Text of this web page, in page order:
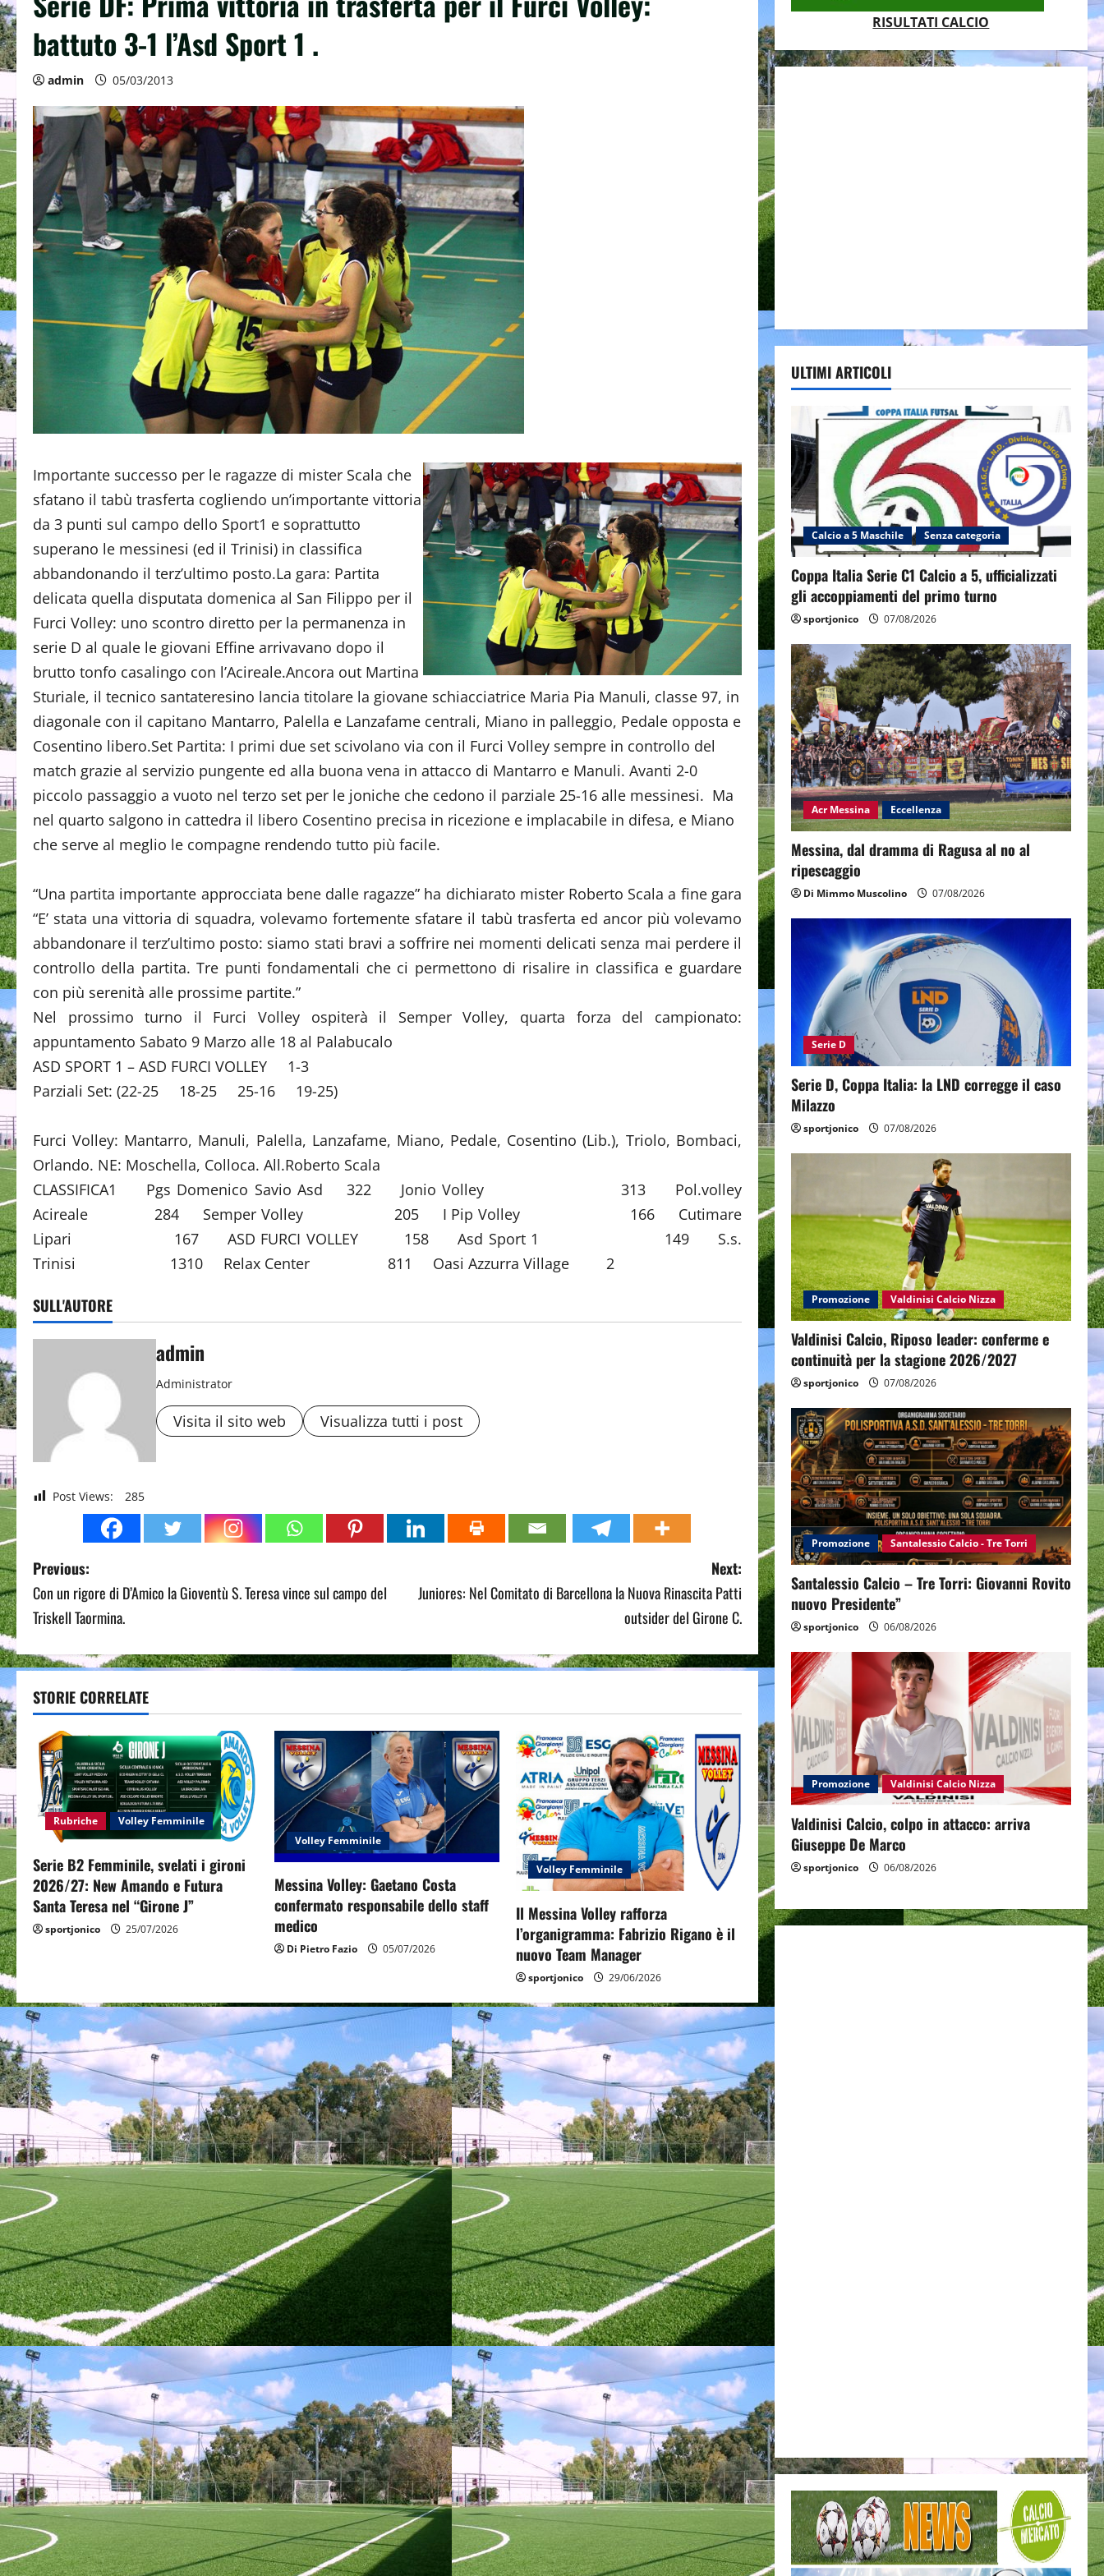
battuto 3-1 l’Asd Sport 1 .
admin 05/03/2013
Importante successo per le ragazze di mister Scala che
sfatano il tabù trasferta cogliendo un’importante vittoria
da 3 punti sul campo dello Sport1 e soprattutto
superano le messinesi (ed il Trinisi) in classifica
abbandonando il terz’ultimo posto.La gara: Partita
delicata quella disputata domenica al San Filippo per il
Furci Volley: uno scontro diretto per la permanenza in
serie D al quale le giovani Effine arrivavano dopo il
brutto tonfo casalingo con l’Acireale.Ancora out Martina
Sturiale, il tecnico santateresino lancia titolare la giovane schiacciatrice Maria Pia Manuli, classe 97, in
diagonale con il capitano Mantarro, Palella e Lanzafame centrali, Miano in palleggio, Pedale opposta e
Cosentino libero.Set Partita: I primi due set scivolano via con il Furci Volley sempre in controllo del
match grazie al servizio pungente ed alla buona vena in attacco di Mantarro e Manuli. Avanti 2-0
piccolo passaggio a vuoto nel terzo set per le joniche che cedono il parziale 25-16 alle messinesi. Ma
nel quarto salgono in cattedra il libero Cosentino precisa in ricezione e implacabile in difesa, e Miano
che serve al meglio le compagne rendendo tutto più facile.
“Una partita importante approcciata bene dalle ragazze” ha dichiarato mister Roberto Scala a fine gara
“E’ stata una vittoria di squadra, volevamo fortemente sfatare il tabù trasferta ed ancor più volevamo
abbandonare il terz’ultimo posto: siamo stati bravi a soffrire nei momenti delicati senza mai perdere il
controllo della partita. Tre punti fondamentali che ci permettono di risalire in classifica e guardare
con più serenità alle prossime partite.”
Nel prossimo turno il Furci Volley ospiterà il Semper Volley, quarta forza del campionato:
appuntamento Sabato 9 Marzo alle 18 al Palabucalo
ASD SPORT 1 – ASD FURCI VOLLEY 1-3
Parziali Set: (22-25 18-25 25-16 19-25)
Furci Volley: Mantarro, Manuli, Palella, Lanzafame, Miano, Pedale, Cosentino (Lib.), Triolo, Bombaci,
Orlando. NE: Moschella, Colloca. All.Roberto Scala
CLASSIFICA1 Pgs Domenico Savio Asd 322 Jonio Volley 313 Pol.volley
Acireale 284 Semper Volley 205 I Pip Volley 166 Cutimare
Lipari 167 ASD FURCI VOLLEY 158 Asd Sport 1 149 S.s.
Trinisi 1310 Relax Center 811 Oasi Azzurra Village 2
SULL'AUTORE
admin
Administrator
Visita il sito web Visualizza tutti i post
Post Views: 285
P
o
t
n
a
v
i
a
t
n
Previous:
Con un rigore di D’Amico la Gioventù S. Teresa vince sul campo del
Triskell Taormina.
Next:
Juniores: Nel Comitato di Barcellona la Nuova Rinascita Patti
outsider del Girone C.
STORIE CORRELATE
Rubriche Volley Femminile
Serie B2 Femminile, svelati i gironi
2026/27: New Amando e Futura
Santa Teresa nel “Girone J”
sportjonico 25/07/2026
Volley Femminile
Messina Volley: Gaetano Costa
confermato responsabile dello staff
medico
Di Pietro Fazio 05/07/2026
Volley Femminile
Il Messina Volley rafforza
l’organigramma: Fabrizio Rigano è il
nuovo Team Manager
sportjonico 29/06/2026
RISULTATI CALCIO
ULTIMI ARTICOLI
Calcio a 5 Maschile Senza categoria
Coppa Italia Serie C1 Calcio a 5, ufficializzati
gli accoppiamenti del primo turno
sportjonico 07/08/2026
Acr Messina Eccellenza
Messina, dal dramma di Ragusa al no al
ripescaggio
Di Mimmo Muscolino 07/08/2026
Serie D
Serie D, Coppa Italia: la LND corregge il caso
Milazzo
sportjonico 07/08/2026
Promozione Valdinisi Calcio Nizza
Valdinisi Calcio, Riposo leader: conferme e
continuità per la stagione 2026/2027
sportjonico 07/08/2026
Promozione Santalessio Calcio - Tre Torri
Santalessio Calcio – Tre Torri: Giovanni Rovito
nuovo Presidente”
sportjonico 06/08/2026
Promozione Valdinisi Calcio Nizza
Valdinisi Calcio, colpo in attacco: arriva
Giuseppe De Marco
sportjonico 06/08/2026